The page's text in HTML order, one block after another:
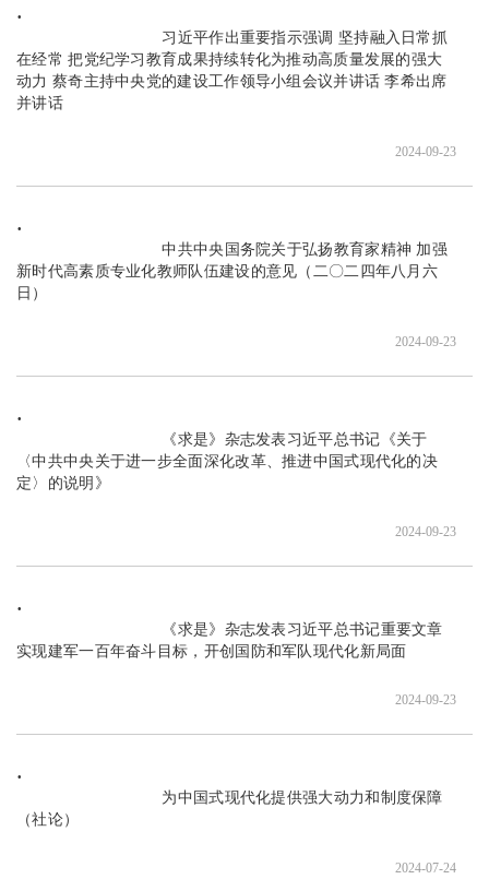
在经常 把党纪学习教育成果持续转化为推动高质量发展的强大
动力 蔡奇主持中央党的建设工作领导小组会议并讲话 李希出席
并讲话
2024-09-23
                               中共中央国务院关于弘扬教育家精神 加强
新时代高素质专业化教师队伍建设的意见（二〇二四年八月六
日）
2024-09-23
〈中共中央关于进一步全面深化改革、推进中国式现代化的决
定〉的说明》
2024-09-23
实现建军一百年奋斗目标，开创国防和军队现代化新局面
2024-09-23
（社论）
2024-07-24